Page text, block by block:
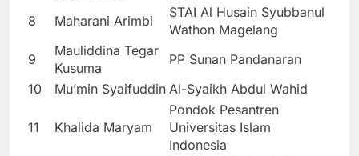
8
Maharani Arimbi
STAI Al Husain Syubbanul
Wathon Magelang
9
Mauliddina Tegar
Kusuma
PP Sunan Pandanaran
10
Mu’min Syaifuddin Al-Syaikh Abdul Wahid
11 Khalida Maryam
Pondok Pesantren
Universitas Islam
Indonesia